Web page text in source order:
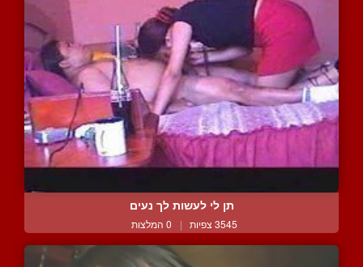
תן לי לעשות לך נעים
3545 צפיות | 0 המלצות